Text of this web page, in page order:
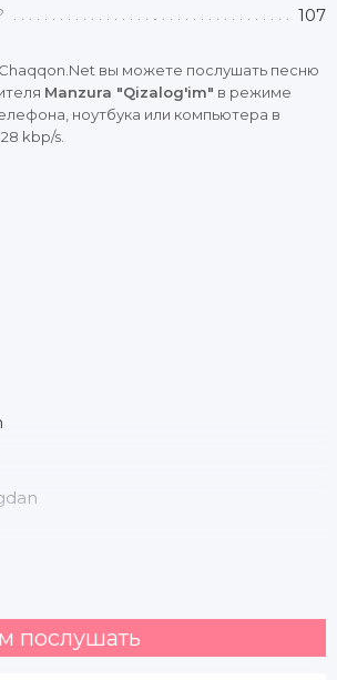
107
вы можете послушать песню
Manzura "Qizalog'im" в режиме
ноутбука или компьютера в
kbp/s.
послушать